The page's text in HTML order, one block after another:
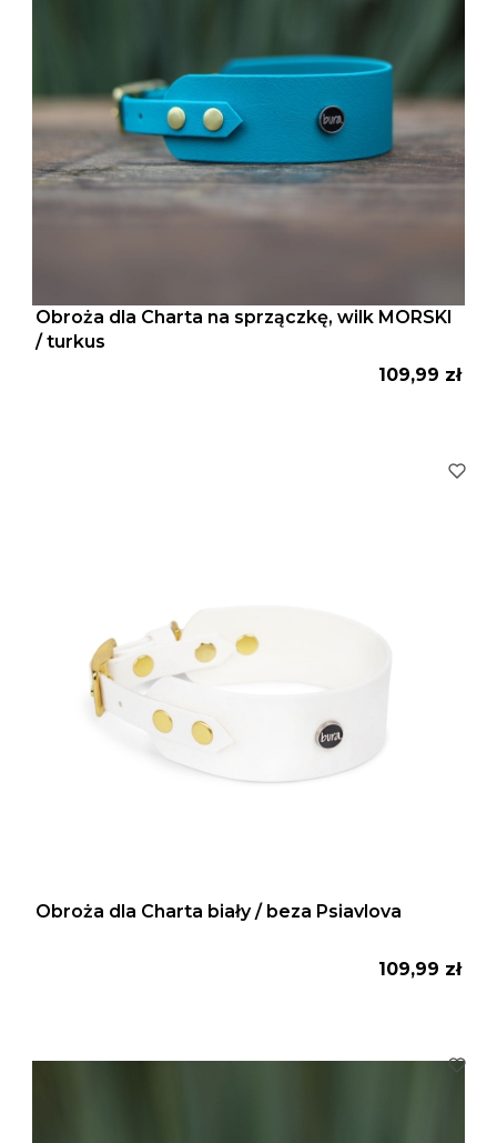
Obroża dla Charta na sprzączkę, wilk MORSKI
/ turkus
Cena
109,99 zł
Obroża dla Charta biały / beza Psiavlova
Cena
109,99 zł